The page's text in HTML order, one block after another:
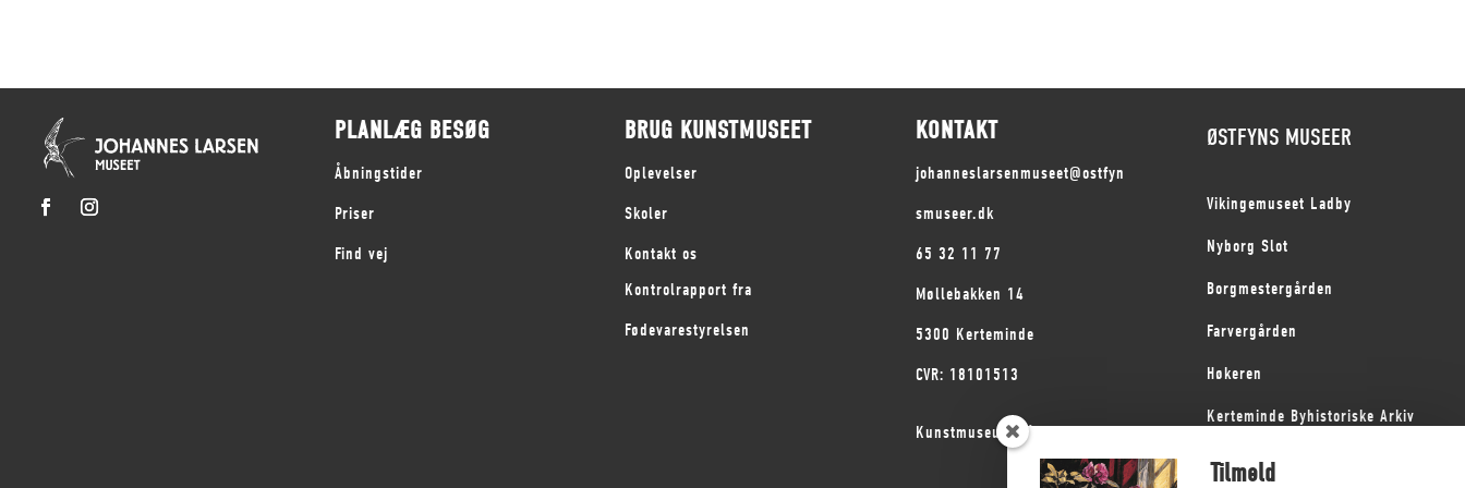
PLANLÆG BESØG
Åbningstider
Priser
Find vej
BRUG KUNSTMUSEET
Oplevelser
Skoler
Kontakt os
Kontrolrapport fra
Fødevarestyrelsen
KONTAKT
johanneslarsenmuseet@ostfyn
smuseer.dk
65 32 11 77
Møllebakken 14
5300 Kerteminde
CVR: 18101513
Kunstmuseum på Fyn
ØSTFYNS MUSEER
Vikingemuseet Ladby
Nyborg Slot
Borgmestergården
Farvergården
Høkeren
Kerteminde Byhistoriske Arkiv
Dyrehave Mølle
Tilmeld